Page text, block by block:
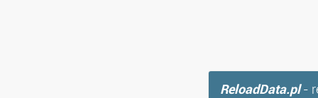
ReloadData.pl-